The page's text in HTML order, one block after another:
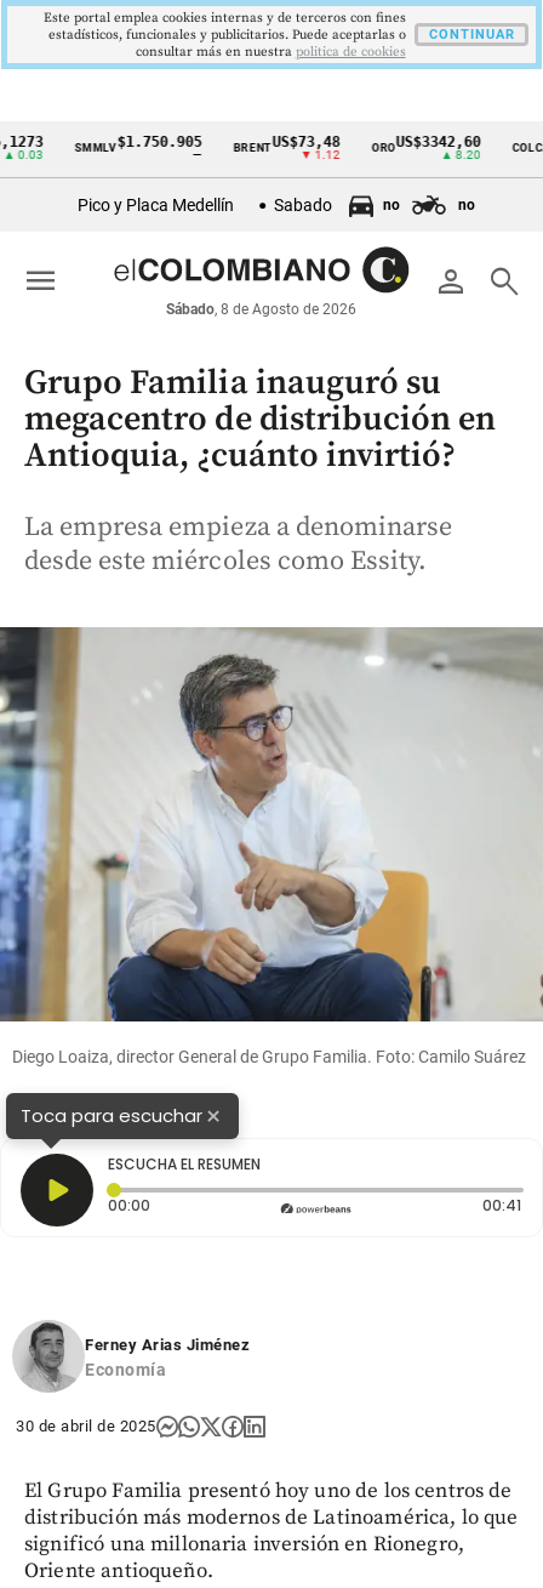
Cintillo
económicos
Colombia
SMMLV $1.750.905 BRENT US$73,48
▼ 1.12
ORO US$3342,60 COLCAP
Pico y Placa Medellín Sabado no no
person search
Sábado, 8 de Agosto de 2026
menu
Grupo Familia inauguró su
megacentro de distribución en
Antioquia, ¿cuánto invirtió?
La empresa empieza a denominarse
desde este miércoles como Essity.
Diego Loaiza, director General de Grupo Familia. Foto: Camilo Suárez
Toca para escuchar×
ESCUCHA EL RESUMEN
00:00 Tiempo transcurrido: 0 segundos 00:41
Ferney Arias Jiménez
Economía
30 de abril de 2025
El Grupo Familia presentó hoy uno de los centros de
distribución más modernos de Latinoamérica, lo que
significó una millonaria inversión en Rionegro,
Oriente antioqueño.
Este portal emplea cookies internas y de terceros con fines
estadísticos, funcionales y publicitarios. Puede aceptarlas o
consultar más en nuestra politica de cookies
CONTINUAR